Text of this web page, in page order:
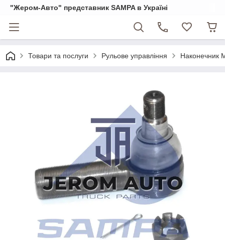
"Жером-Авто" представник SAMPA в Україні
Товари та послуги Рульове управління Наконечник